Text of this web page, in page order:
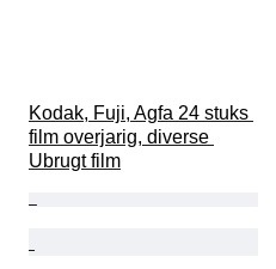
Kodak, Fuji, Agfa 24 stuks
film overjarig, diverse
Ubrugt film